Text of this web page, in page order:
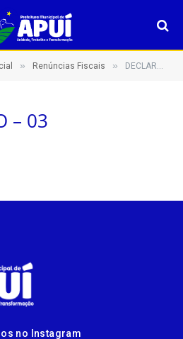
» Renúncias Fiscais » DECLARAÇÃO – 03
– 03
no Instagram